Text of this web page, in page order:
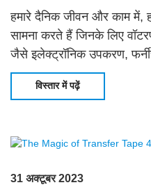
हमारे दैनिक जीवन और काम में,
सामना करते हैं जिनके लिए
जैसे इलेक्ट्रॉनिक उपकरण,
पे फोम टेप अपने उत्कृष्ट
विस्तार में पढ़ें
31 अक्टूबर 2023